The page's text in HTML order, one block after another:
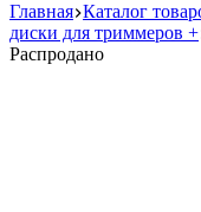
Главная Каталог
диски для триммеров +
Распродано